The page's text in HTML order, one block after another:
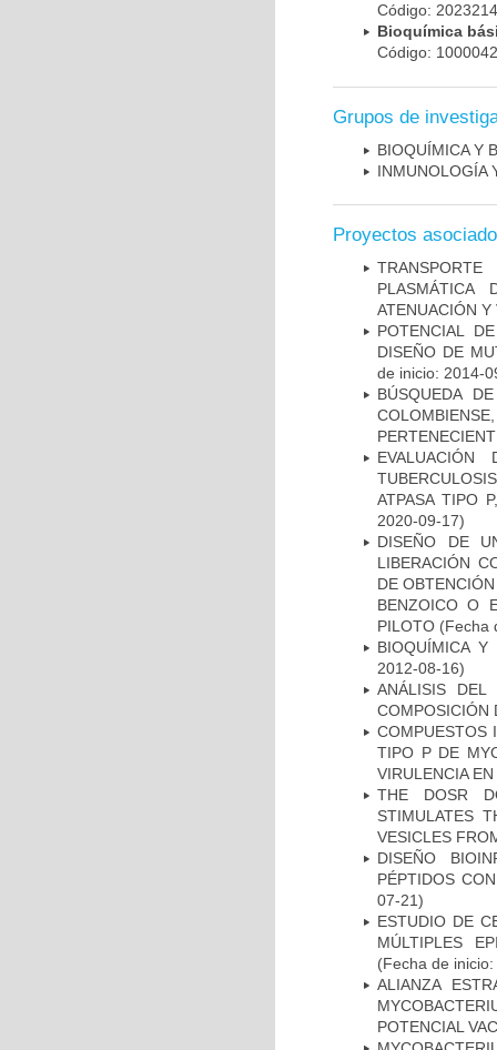
Código:
Bioquímica
Código:
Grupos de
BIOQUÍMICA Y
INMUNOLOGÍA
Proyectos
PLASMÁTICA
ATENUACIÓN Y
POTENCIAL
DISEÑO DE
de inicio: 2014-
BÚSQUEDA
ATPASA TIPO
2020-09-17)
DISEÑO DE
LIBERACIÓN
DE
BENZOICO O
PILOTO (Fecha
BIOQUÍMICA Y
2012-08-16)
ANÁLISIS DEL
COMPOSICIÓN
COMPUESTOS
TIPO P DE
VIRULENCIA
THE DOSR
STIMULATES
VESICLES
DISEÑO
PÉPTIDOS
07-21)
ESTUDIO DE
MÚLTIPLES
(Fecha de
ALIANZA
POTENCIAL